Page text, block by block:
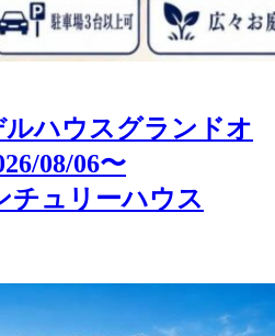
ハウスグランドオ
08/06〜
チュリーハウス